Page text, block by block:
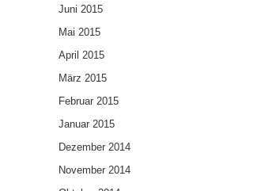
Juni 2015
Mai 2015
April 2015
März 2015
Februar 2015
Januar 2015
Dezember 2014
November 2014